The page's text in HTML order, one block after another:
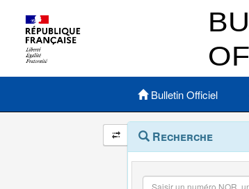
Menu principal
Bulletin Officiel
Navigation
et
outils
annexes
Menu
contextuel
Recherche